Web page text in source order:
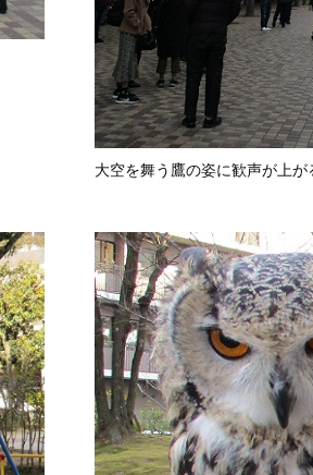
大空を舞う鷹の姿に歓声が上が